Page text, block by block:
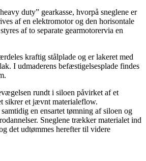
duty” gearkasse, hvorpå sneglene er
af en elektromotor og den horisontale
af to separate gearmotorervia en
kraftig stålplade og er lakeret med
I udmaderens befæstigelsesplade findes
rundt i siloen påvirket af et
sikrer et jævnt materialeflow.
en ensartet tømning af siloen og
Sneglene trækker materialet ind
det udtømmes herefter til videre